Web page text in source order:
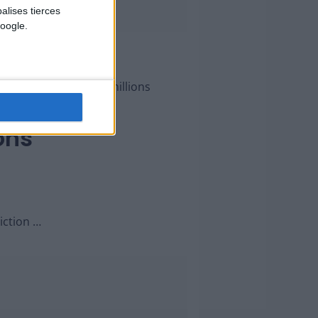
tierces
remporter les 131 millions
…